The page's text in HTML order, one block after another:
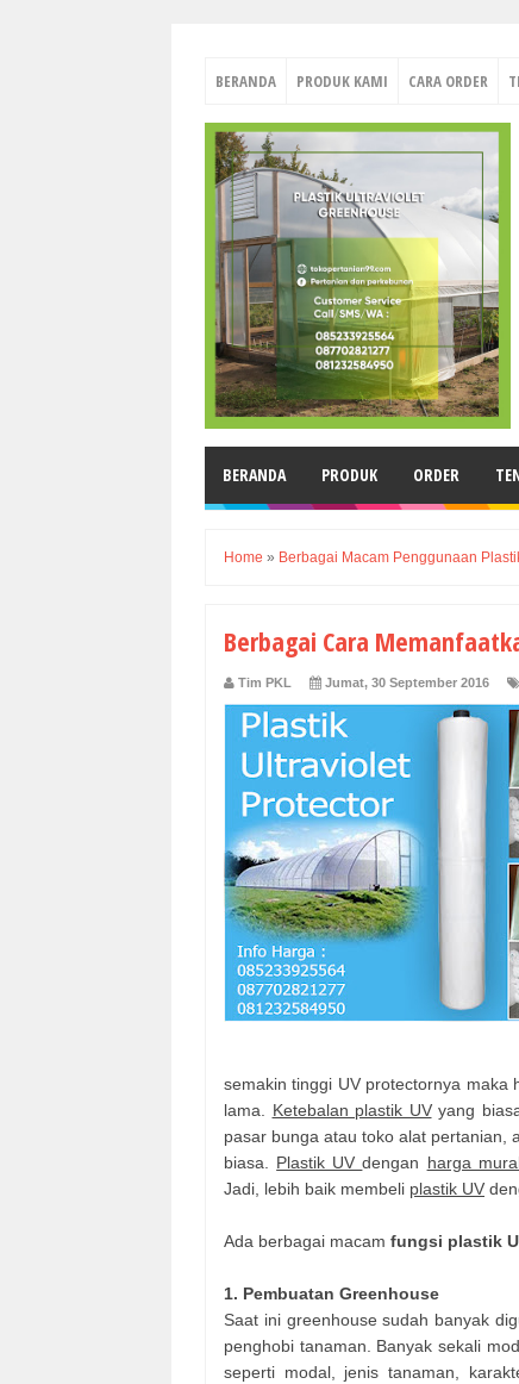
BERANDA PRODUK KAMI CARA ORDER
BERANDA PRODUK ORDER
Home » Berbagai Macam Penggunaan
Berbagai Cara
Tim PKL Jumat, 30 September 2016
semakin tinggi UV protectornya maka
lama. Ketebalan plastik UVyang
pasar bunga atau toko alat pertanian,
biasa. Plastik UVdengan harga
Jadi, lebih baik membeli plastik UV
Ada berbagai macam fungsi plastik
1. Pembuatan Greenhouse
Saat ini greenhouse sudah banyak
penghobi tanaman. Banyak sekali
seperti modal, jenis tanaman,